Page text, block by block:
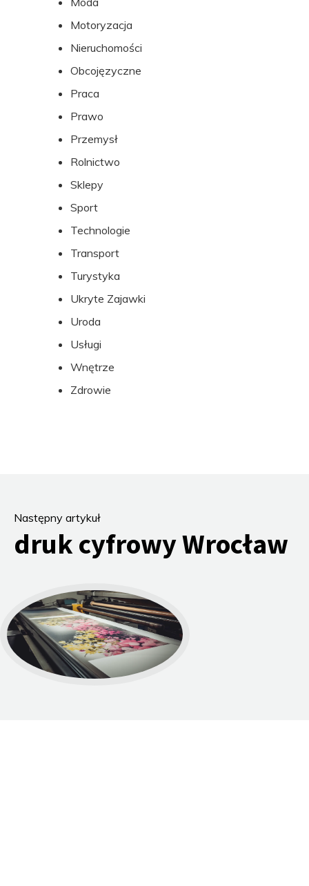
Motoryzacja
Nieruchomości
Obcojęzyczne
Praca
Prawo
Przemysł
Rolnictwo
Sklepy
Sport
Technologie
Transport
Turystyka
Ukryte Zajawki
Uroda
Usługi
Wnętrze
Zdrowie
Następny artykuł
druk cyfrowy Wrocław